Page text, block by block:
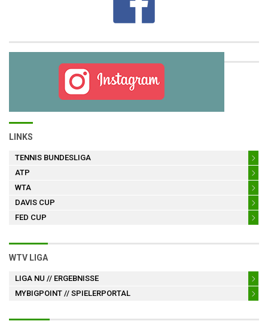
LINKS
TENNIS BUNDESLIGA
ATP
WTA
DAVIS CUP
FED CUP
WTV LIGA
LIGA NU // ERGEBNISSE
MYBIGPOINT // SPIELERPORTAL